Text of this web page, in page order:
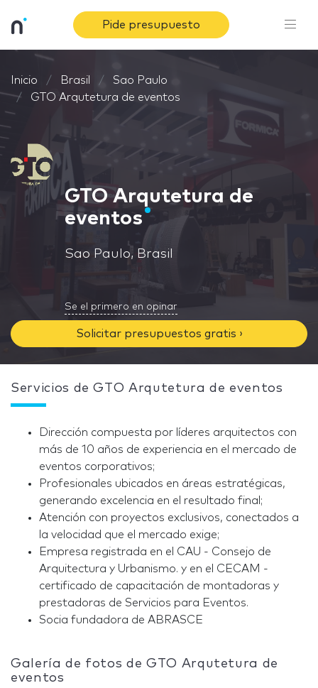
Pide presupuesto
Inicio Brasil
Sao Paulo
GTO Arqutetura de eventos
GTO Arqutetura de
eventos
Sao Paulo, Brasil
Se el primero en opinar
Solicitar presupuestos gratis ›
Servicios de GTO Arqutetura de eventos
Dirección compuesta por líderes arquitectos con
más de 10 años de experiencia en el mercado de
eventos corporativos;
Profesionales ubicados en áreas estratégicas,
generando excelencia en el resultado final;
Atención con proyectos exclusivos, conectados a
la velocidad que el mercado exige;
Empresa registrada en el CAU - Consejo de
Arquitectura y Urbanismo. y en el CECAM -
certificado de capacitación de montadoras y
prestadoras de Servicios para Eventos.
Socia fundadora de ABRASCE
Galería de fotos de GTO Arqutetura de
eventos